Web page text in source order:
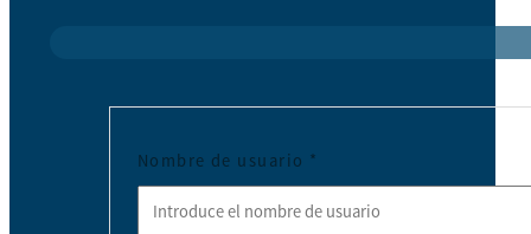
Nombre de usuario *